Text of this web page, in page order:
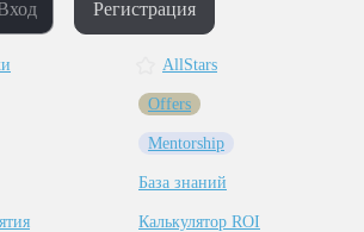
Регистрация
AllStars
Offers
Mentorship
База знаний
Калькулятор ROI